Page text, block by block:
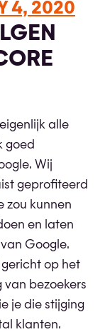
4, 2020
alle
goed
Wij
geprofiteerd
zou kunnen
en laten
Google.
op het
bezoekers
je die stijging
klanten.